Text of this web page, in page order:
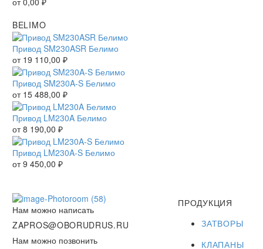
BELIMO
Привод SM230ASR Белимо
от 19 110,00 ₽
Привод SM230A-S Белимо
от 15 488,00 ₽
Привод LM230A Белимо
от8 190,00 ₽
Привод LM230A-S Белимо
от9 450,00 ₽
Нам можно написать
ZAPROS@OBORUDRUS.RU
Нам можно позвонить
ПРОДУКЦИЯ
ЗАТВОРЫ
КЛАПАНЫ